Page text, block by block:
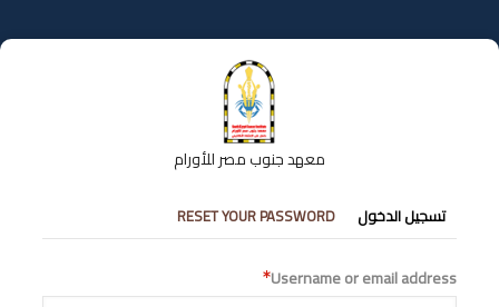
إلى
المحتوى
معهد جنوب مصر للأورام
التبويبات
الأساسية
تسجيل الدخول RESET YOUR PASSWORD
Username or email address